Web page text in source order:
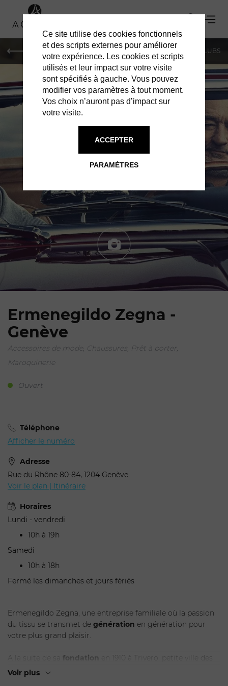
SHOPPING RESTAURANTS BARS & CLUBS
SHOPPING À GENÈVE
ERMENEGILDO
Ermenegildo Zegna -
Genève
Accessoires de mode, Chaussures, Prêt à porter,
Maroquinerie
Ouvert
Téléphone
Afficher le numéro
Adresse
Rue du Rhône 80-84, 1204 Genève
Voir le plan | Itinéraire
Horaires
Lundi - vendredi
10h à 19h
Samedi
10h à 18h
Fermé les dimanches et jours fériés
Ermenegildo Zegna, une entreprise familiale où la passion
du tissu se transmet de génération en génération pour
votre plus grand plaisir.
fondation
en 1910 à Trivero, petite ville des
Alpes bielloises, la vision du jeune créateur reste
Voir plus
Votre demande de
réservation pour
Ce site utilise des cookies fonctionnels
et des scripts externes pour améliorer
votre expérience. Les cookies et scripts
utilisés et leur impact sur votre visite
sont spécifiés à gauche. Vous pouvez
modifier vos paramètres à tout moment.
Vos choix n’auront pas d’impact sur
votre visite.
PARAMÈTRES
ACCEPTER